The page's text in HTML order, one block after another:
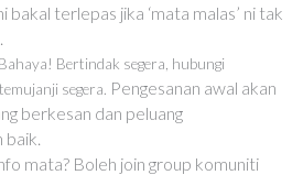
bakal terlepas jika ‘mata malas’ ni tak
Bertindak segera, hubungi
segera. Pengesanan awal akan
berkesan dan peluang
baik.
mata? Boleh join group komuniti